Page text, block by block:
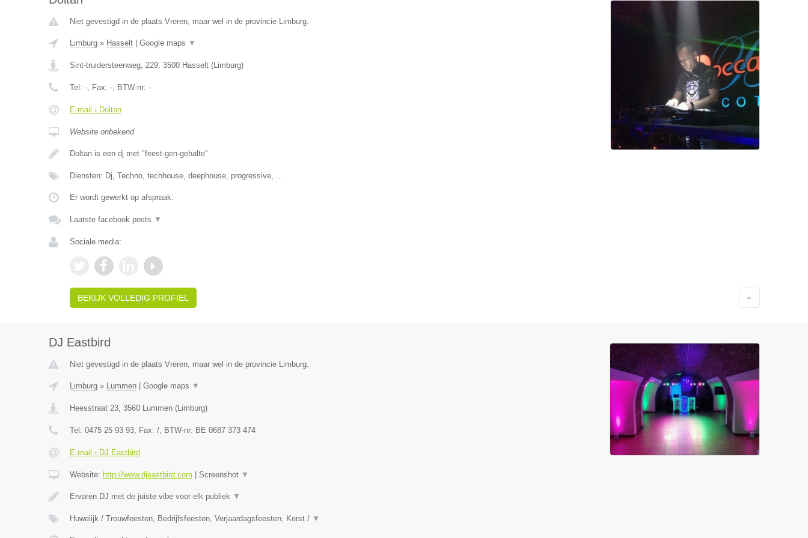
Niet gevestigd in de plaats Vreren, maar wel in de provincie Limburg.
Limburg» Hasselt| Google maps ▼
Sint-truidersteenweg, 229, 3500 Hasselt(Limburg)
Tel: -, Fax: -, BTW-nr: -
E-mail › Doltan
Website onbekend
Doltan is een dj met "feest-gen-gehalte"
Diensten: Dj, Techno, techhouse, deephouse, progressive, ...
Er wordt gewerkt op afspraak.
Laatste facebook posts ▼
Sociale media:
BEKIJK VOLLEDIG PROFIEL
DJ Eastbird
Niet gevestigd in de plaats Vreren, maar wel in de provincie Limburg.
Limburg» Lummen| Google maps ▼
Heesstraat 23, 3560 Lummen(Limburg)
Tel: 0475 25 93 93, Fax: /, BTW-nr: BE 0687 373 474
E-mail › DJ Eastbird
Website: http://www.djeastbird.com Screenshot ▼
Ervaren DJ met de juiste vibe voor elk publiek ▼
Huwelijk / Trouwfeesten, Bedrijfsfeesten, Verjaardagsfeesten, Kerst / ▼